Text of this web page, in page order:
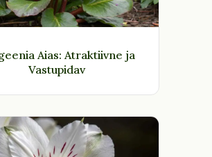
Aias: Atraktiivne ja
Vastupidav